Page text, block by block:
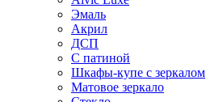
Эмаль
Акрил
ДСП
С патиной
Шкафы-купе с зеркалом
Матовое зеркало